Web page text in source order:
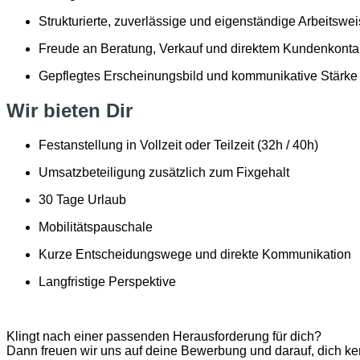
Strukturierte, zuverlässige und eigenständige
Freude an Beratung, Verkauf und direktem
Gepflegtes Erscheinungsbild und kommunikative Stärke
Wir bieten Dir
Festanstellung in Vollzeit oder Teilzeit (32h / 40h)
Umsatzbeteiligung zusätzlich zum Fixgehalt
30 Tage Urlaub
Mobilitätspauschale
Kurze Entscheidungswege und direkte Kommunikation
Langfristige Perspektive
Klingt nach einer passenden Herausforderung für dich?
Dann freuen wir uns auf deine Bewerbung und darauf, dich